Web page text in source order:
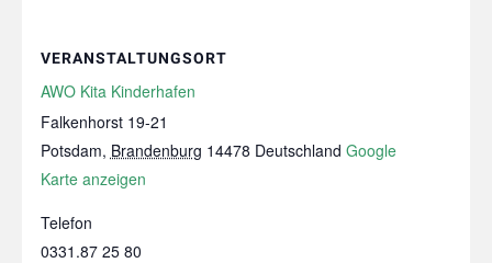
VERANSTALTUNGSORT
AWO Kita Kinderhafen
Falkenhorst 19-21
Potsdam, Brandenburg 14478 Deutschland Google
Karte anzeigen
Telefon
0331.87 25 80